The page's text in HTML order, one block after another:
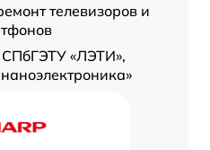
телевизоров и
СПбГЭТУ «ЛЭТИ»,